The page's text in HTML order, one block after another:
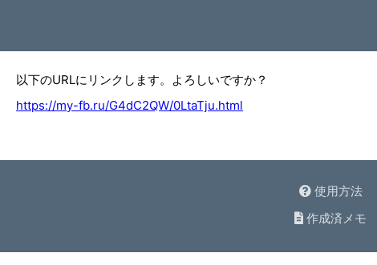
以下のURLにリンクします。よろしいですか？
https://my-fb.ru/G4dC2QW/0LtaTju.html
使用方法
作成済メモ